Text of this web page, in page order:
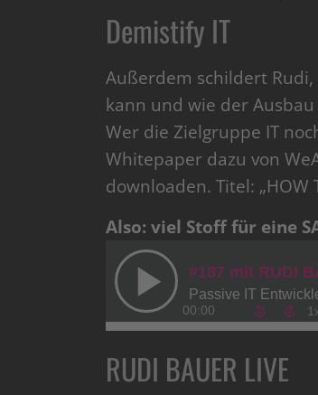
Demistify IT
Außerdem schildert
kann und wie der
Wer die Zielgruppe IT
Whitepaper dazu von
downloaden. Titel: „HOW
Also: viel Stoff für eine
RUDI BAUER LIVE